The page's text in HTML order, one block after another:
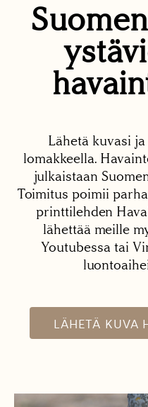
Lähetä kuvasi
lomakkeella.
julkaistaan
Toimitus poimii
printtilehden
lähettää meille
Youtubessa tai
LÄHETÄ KUVA